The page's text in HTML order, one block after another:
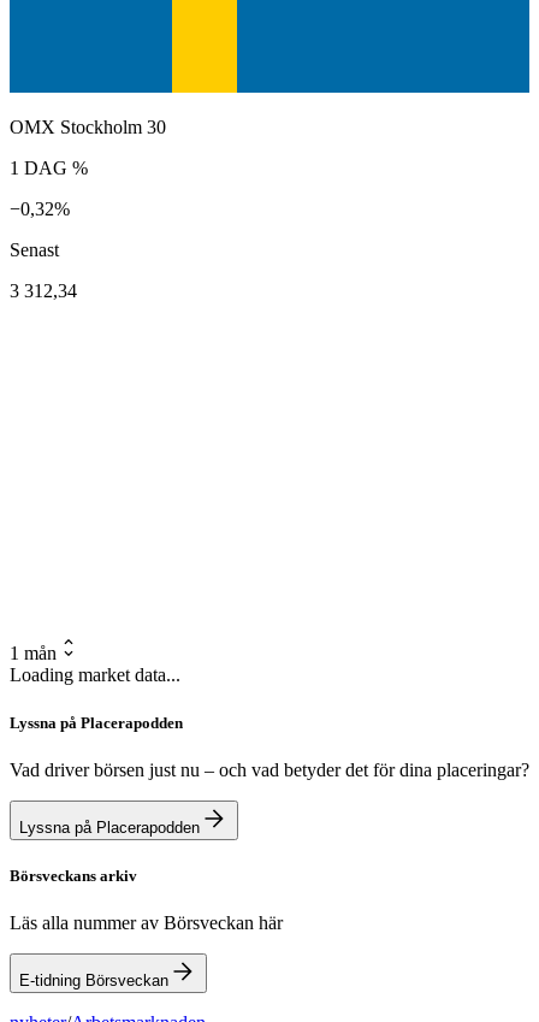
OMX Stockholm 30
1 DAG %
−0,32%
Senast
3 312,34
1 mån
Loading market data...
Lyssna på Placerapodden
Vad driver börsen just nu – och vad betyder det för dina placeringar?
Lyssna på Placerapodden
Börsveckans arkiv
Läs alla nummer av Börsveckan här
E-tidning Börsveckan